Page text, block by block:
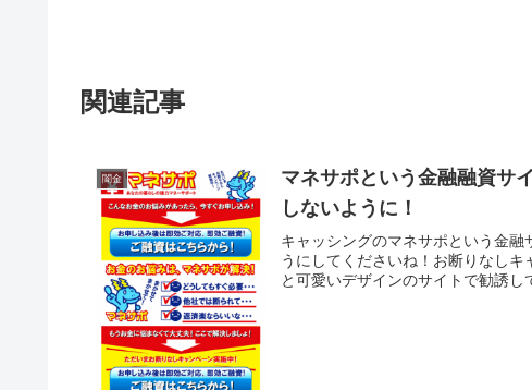
関連記事
闇金
マネサポという金融融資サ
しないように！
キャッシングのマネサポという金
うにしてくださいね！お断りなし
と可愛いデザインのサイトで勧誘